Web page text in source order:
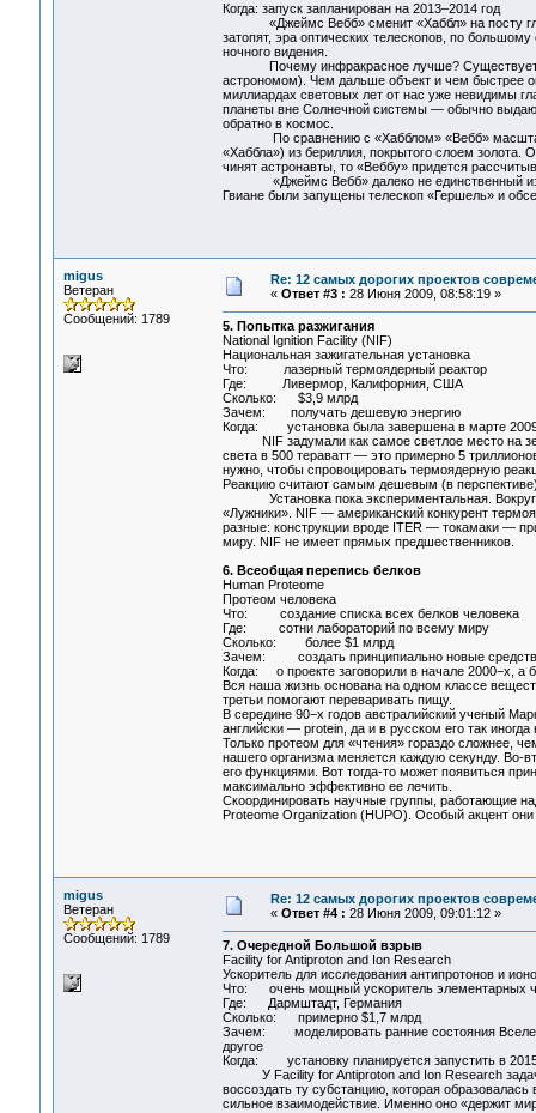
Когда: запуск запланирован на 2013–2014 год
«Джеймс Вебб» сменит «Хаббл» на посту
затопят, эра оптических телескопов, по
ночного видения.
Почему инфракрасное лучше? Существует
астрономом). Чем дальше объект и чем быстрее
миллиардах световых лет от нас уже невидимы
планеты вне Солнечной системы — обычно
обратно в космос.
По сравнению с «Хабблом» «Вебб»
«Хаббла») из бериллия, покрытого слоем золота.
чинят астронавты, то «Веббу» придется
«Джеймс Вебб» далеко не единственный из
Гвиане были запущены телескоп «Гершель» и
migus
Ветеран
Сообщений: 1789
Re: 12 самых дорогих проектов
« Ответ #3 : 28 Июня 2009, 08:58:19 »
5. Попытка разжигания
National Ignition Facility (NIF)
Национальная зажигательная установка
Что: лазерный термоядерный реактор
Где: Ливермор, Калифорния, США
Сколько: $3,9 млрд
Зачем: получать дешевую энергию
Когда: установка была завершена в марте 2009
NIF задумали как самое светлое место на
света в 500 тераватт — это примерно 5
нужно, чтобы спровоцировать термоядерную
Реакцию считают самым дешевым (в
Установка пока экспериментальная. Вокруг
«Лужники». NIF — американский конкурент
разные: конструкции вроде ITER — токамаки —
миру. NIF не имеет прямых предшественников.
6. Всеобщая перепись белков
Human Proteome
Протеом человека
Что: создание списка всех белков человека
Где: сотни лабораторий по всему миру
Сколько: более $1 млрд
Зачем: создать принципиально новые средства
Когда: о проекте заговорили в начале 2000−х, а
Вся наша жизнь основана на одном классе
третьи помогают переваривать пищу.
В середине 90−х годов австралийский ученый
английски — protein, да и в русском его так
Только протеом для «чтения» гораздо сложнее,
нашего организма меняется каждую секунду. Во-
его функциями. Вот тогда-то может появиться
максимально эффективно ее лечить.
Скоординировать научные группы, работающие
Proteome Organization (HUPO). Особый акцент
migus
Ветеран
Сообщений: 1789
Re: 12 самых дорогих проектов
« Ответ #4 : 28 Июня 2009, 09:01:12 »
7. Очередной Большой взрыв
Facility for Antiproton and Ion Research
Ускоритель для исследования антипротонов и
Что: очень мощный ускоритель элементарных
Где: Дармштадт, Германия
Сколько: примерно $1,7 млрд
Зачем: моделировать ранние состояния
другое
Когда: установку планируется запустить в
У Facility for Antiproton and Ion Research
воссоздать ту субстанцию, которая
сильное взаимодействие. Именно оно «держит